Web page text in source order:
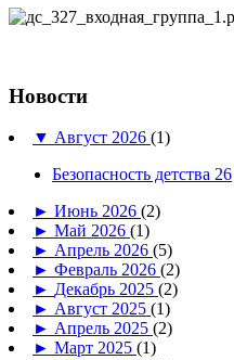
Новости
▼ Август 2026 (1)
Безопасность детства 26
► Июнь 2026 (2)
► Май 2026 (1)
► Апрель 2026 (5)
► Февраль 2026 (2)
► Декабрь 2025 (2)
► Август 2025 (1)
► Апрель 2025 (2)
► Март 2025 (1)